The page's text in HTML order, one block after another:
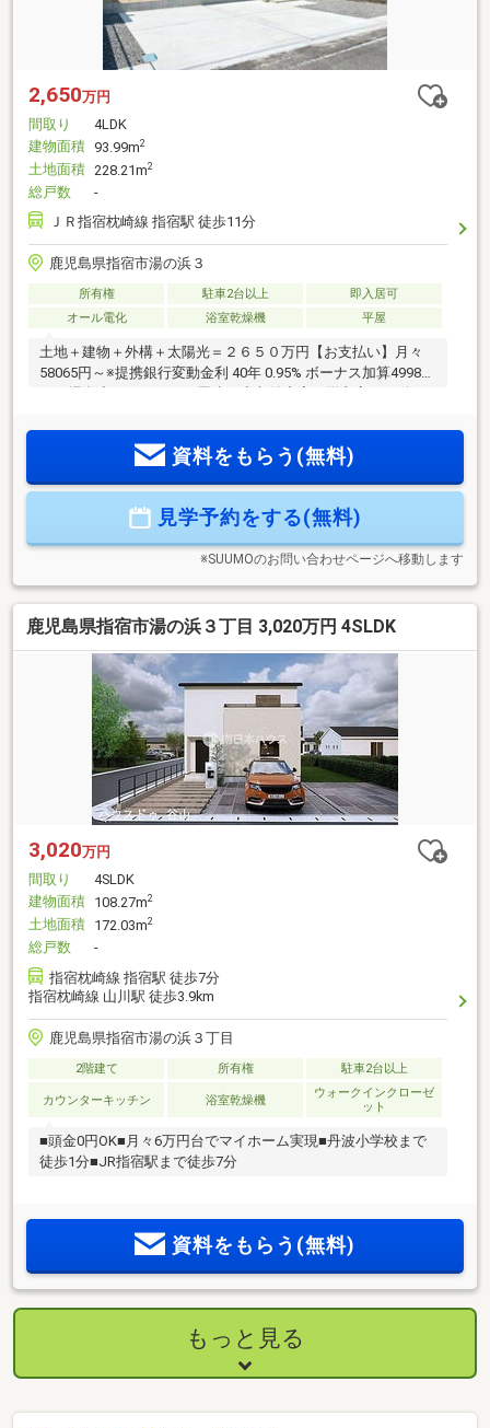
2,650万円
間取り
4LDK
建物面積 93.99m2
土地面積 228.21m2
総戸数
-
ＪＲ指宿枕崎線 指宿駅 徒歩11分
鹿児島県指宿市湯の浜３
所有権 駐車2台以上
即入居可
オール電化
浴室乾燥機 平屋
土地＋建物＋外構＋太陽光＝２６５０万円【お支払い】月々
58065円～※提携銀行変動金利 40年 0.95% ボーナス加算49980
ット・全居室クローゼット）でお部屋が片付く！◆太陽光4.3
ｋｗ標準装備とオール電化で月々の光熱費を抑えられてお
ます。お住まいのこともご相談ください。【TEL 0995-55-
5510】
資料をもらう(無料)
見学予約をする(無料)
※SUUMOのお問い合わせページへ移動します
鹿児島県指宿市湯の浜３丁目 3,020万円 4SLDK
3,020万円
間取り
4SLDK
建物面積 108.27m2
土地面積 172.03m2
総戸数
-
指宿枕崎線 指宿駅 徒歩7分
指宿枕崎線 山川駅 徒歩3.9km
鹿児島県指宿市湯の浜３丁目
2階建て 所有権 駐車2台以上
カウンターキッチン 浴室乾燥機
ウォークインクローゼ
ット
■頭金0円OK■月々6万円台でマイホーム実現■丹波小学校まで
徒歩1分■JR指宿駅まで徒歩7分
資料をもらう(無料)
もっと見る